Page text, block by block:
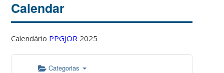
Calendar
Calendário PPGJOR 2025
Categorias